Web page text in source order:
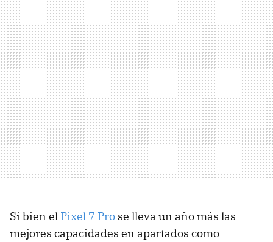
Si bien el Pixel 7 Pro se lleva un año más las
mejores capacidades en apartados como